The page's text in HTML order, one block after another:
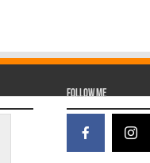
Follow Me